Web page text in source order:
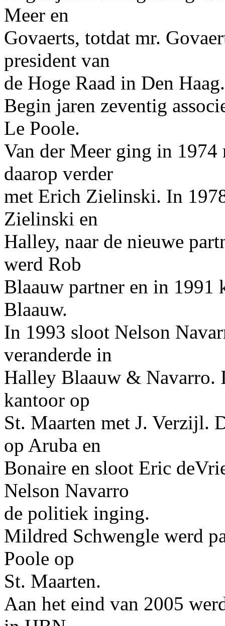
Meer en
Govaerts, totdat mr.
president van
de Hoge Raad in Den Haag.
Begin jaren zeventig
Le Poole.
Van der Meer ging in 1974
daarop verder
met Erich Zielinski. In
Zielinski en
Halley, naar de nieuwe
werd Rob
Blaauw partner en in 1991
Blaauw.
In 1993 sloot Nelson
veranderde in
Halley Blaauw & Navarro.
kantoor op
St. Maarten met J. Verzijl.
op Aruba en
Bonaire en sloot Eric
Nelson Navarro
de politiek inging.
Mildred Schwengle werd
Poole op
St. Maarten.
Aan het eind van 2005